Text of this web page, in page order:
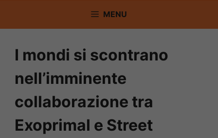
MENU
I mondi si scontrano
nell’imminente
collaborazione tra
Exoprimal e Street